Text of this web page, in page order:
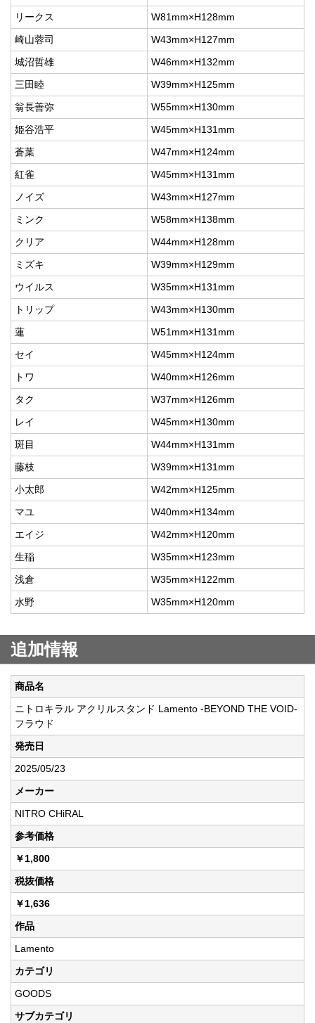
リークス
W81mm×H128mm
崎山蓉司
W43mm×H127mm
城沼哲雄
W46mm×H132mm
三田睦
W39mm×H125mm
翁長善弥
W55mm×H130mm
姫谷浩平
W45mm×H131mm
蒼葉
W47mm×H124mm
紅雀
W45mm×H131mm
ノイズ
W43mm×H127mm
ミンク
W58mm×H138mm
クリア
W44mm×H128mm
ミズキ
W39mm×H129mm
ウイルス
W35mm×H131mm
トリップ
W43mm×H130mm
蓮
W51mm×H131mm
セイ
W45mm×H124mm
トワ
W40mm×H126mm
タク
W37mm×H126mm
レイ
W45mm×H130mm
斑目
W44mm×H131mm
藤枝
W39mm×H131mm
小太郎
W42mm×H125mm
マユ
W40mm×H134mm
エイジ
W42mm×H120mm
生稲
W35mm×H123mm
浅倉
W35mm×H122mm
水野
W35mm×H120mm
追加情報
商品名
ニトロキラル アクリルスタンド Lamento -BEYOND THE VOID-
フラウド
発売日
2025/05/23
メーカー
NITRO CHiRAL
参考価格
￥1,800
税抜価格
￥1,636
作品
Lamento
カテゴリ
GOODS
サブカテゴリ